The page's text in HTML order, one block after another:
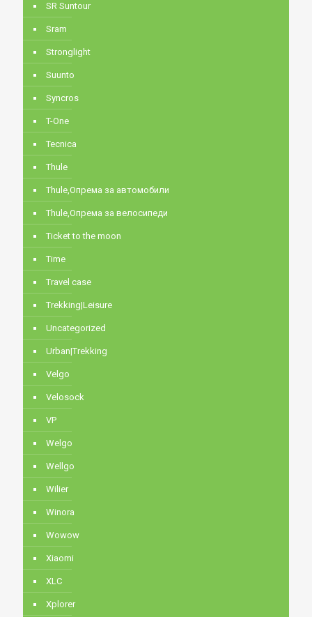
SR Suntour
Sram
Stronglight
Suunto
Syncros
T-One
Tecnica
Thule
Thule,Опрема за автомобили
Thule,Опрема за велосипеди
Ticket to the moon
Time
Travel case
Trekking|Leisure
Uncategorized
Urban|Trekking
Velgo
Velosock
VP
Welgo
Wellgo
Wilier
Winora
Wowow
Xiaomi
XLC
Xplorer